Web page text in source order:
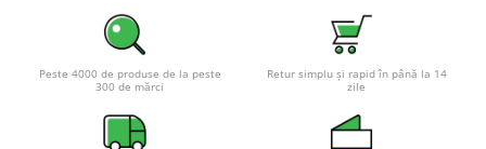
Sisteme fotovoltaice complete
Sisteme fotovoltaice de putere
mica (rulota/caravan/case de
Pachete sisteme fotovoltaice
Peste 4000 de produse de la peste
300 de mărci
Retur simplu și rapid în până la 14
zile